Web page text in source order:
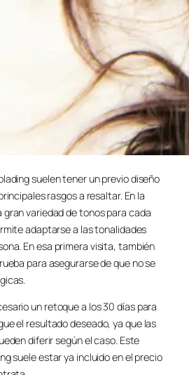
suelen tener un previo diseño
rasgos a resaltar. En la
variedad de tonos para cada
adaptarse a las tonalidades
En esa primera visita, también
para asegurarse de que no se
un retoque a los 30 días para
el resultado deseado, ya que las
diferir según el caso. Este
suele estar ya incluido en el precio